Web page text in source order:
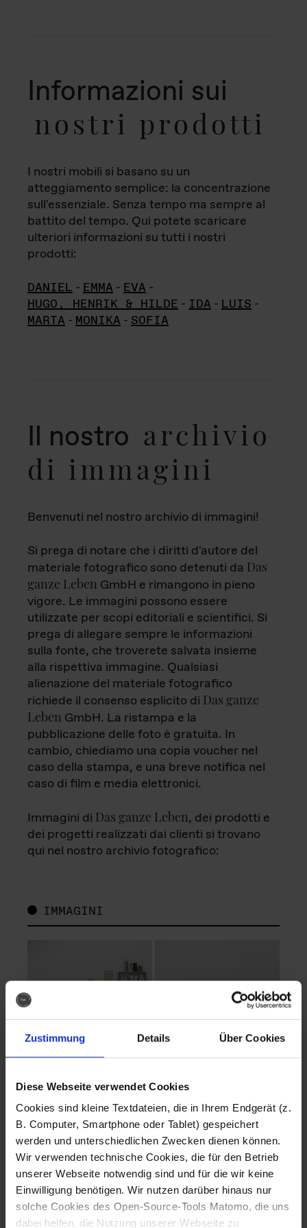
Zustimmung Details Über Cookies
Diese Webseite verwendet Cookies
Cookies sind kleine Textdateien, die in Ihrem Endgerät (z.
B. Computer, Smartphone oder Tablet) gespeichert
werden und unterschiedlichen Zwecken dienen können.
Wir verwenden technische Cookies, die für den Betrieb
unserer Webseite notwendig sind und für die wir keine
Einwilligung benötigen. Wir nutzen darüber hinaus nur
solche Cookies des Open-Source-Tools Matomo, die uns
dabei helfen, die Nutzung unserer Webseite zu
Informazioni sui
nostri prodotti
I nostri mobili si basano su un
atteggiamento semplice: la concentrazione
sull'essenziale. Senza tempo ma sempre al
battito del tempo. Qui potete scaricare
ulteriori informazioni su tutti i nostri
prodotti:
DANIEL - EMMA - EVA -
HUGO, HENRIK & HILDE - IDA - LUIS -
MARTA - MONIKA - SOFIA
Il nostro archivio
di immagini
Benvenuti nel nostro archivio di immagini!
Si prega di notare che i diritti d'autore del
materiale fotografico sono detenuti da Das
ganze Leben GmbH e rimangono in pieno
vigore. Le immagini possono essere
utilizzate per scopi editoriali e scientifici. Si
prega di allegare sempre le informazioni
sulla fonte, che troverete salvata insieme
alla rispettiva immagine. Qualsiasi
alienazione del materiale fotografico
richiede il consenso esplicito di Das ganze
Leben GmbH. La ristampa e la
pubblicazione delle foto è gratuita. In
cambio, chiediamo una copia voucher nel
caso della stampa, e una breve notifica nel
caso di film e media elettronici.
Immagini di Das ganze Leben, dei prodotti e
dei progetti realizzati dai clienti si trovano
qui nel nostro archivio fotografico:
IMMAGINI
Fotografo: Lorenz
Sternbach
Download
Fotografo: Lorenz
Sternbach
Download